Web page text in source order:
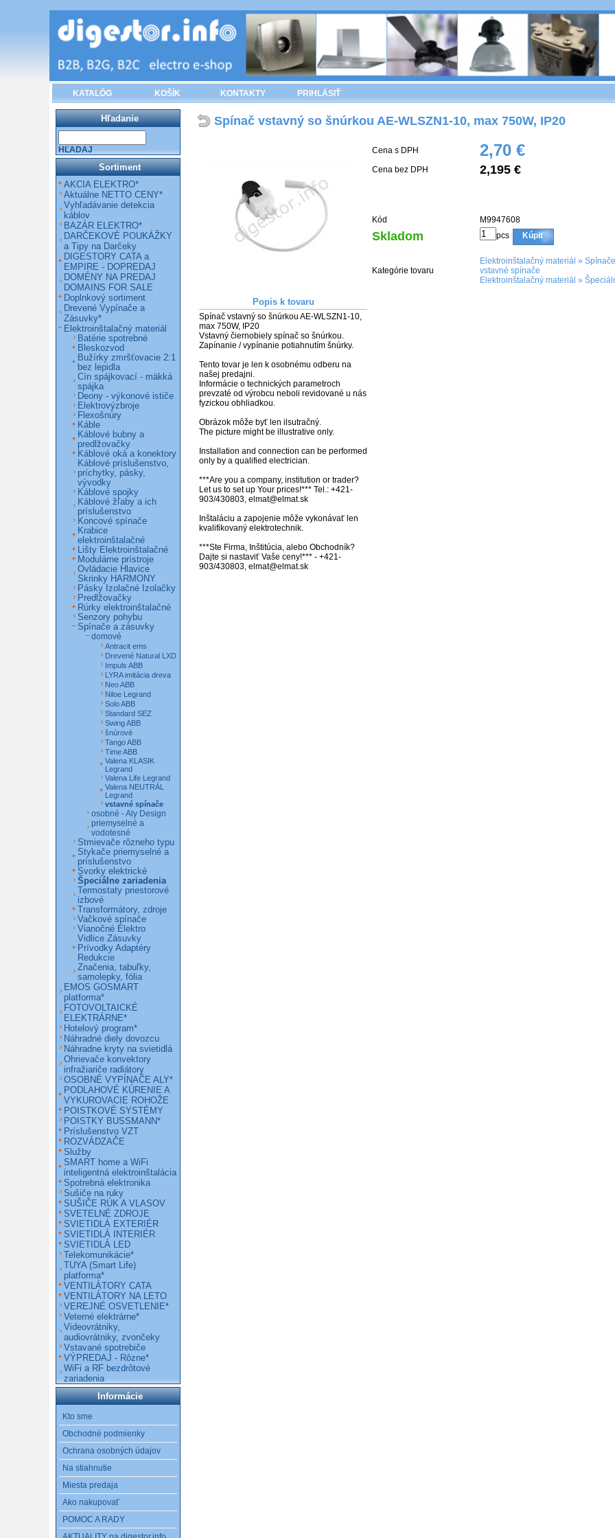
KATALÓG KOŠÍK KONTAKTY PRIHLÁSIŤ
Spínač vstavný so šnúrkou AE-WLSZN1-10, max 750W, IP20
Cena s DPH 2,70 €
Cena bez DPH 2,195 €
Kód M9947608
Skladom pcs Kúpiť
Kategórie tovaru
Elektroinštalačný materiál »
vstavné spínače
Elektroinštalačný materiál »
Popis k tovaru
Spínač vstavný so šnúrkou AE-WLSZN1-10,
max 750W, IP20
Vstavný čiernobiely spínač so šnúrkou.
Zapínanie / vypínanie potiahnutím šnúrky.
Tento tovar je len k osobnému odberu na
našej predajni.
Informácie o technických parametroch
prevzaté od výrobcu neboli revidované u nás
fyzickou obhliadkou.
Obrázok môže byť len ilsutračný.
The picture might be illustrative only.
Installation and connection can be performed
only by a qualified electrician.
***Are you a company, institution or trader?
Let us to set up Your prices!*** Tel.: +421-
903/430803, elmat@elmat.sk
Inštaláciu a zapojenie môže vykonávať len
kvalifikovaný elektrotechnik.
***Ste Firma, Inštitúcia, alebo Obchodník?
Dajte si nastaviť Vaše ceny!*** - +421-
903/430803, elmat@elmat.sk
Hľadanie
HĽADAJ
Sortiment
AKCIA ELEKTRO*
Aktuálne NETTO CENY*
Vyhľadávanie detekcia
káblov
BAZÁR ELEKTRO*
DARČEKOVÉ POUKÁŽKY
a Tipy na Darčeky
DIGESTORY CATA a
EMPIRE - DOPREDAJ
DOMÉNY NA PREDAJ
DOMAINS FOR SALE
Doplnkový sortiment
Drevené Vypínače a
Zásuvky*
Elektroinštalačný materiál
Batérie spotrebné
Bleskozvod
Bužírky zmršťovacie 2:1
bez lepidla
Cín spájkovací - mäkká
spájka
Deony - výkonové ističe
Elektrovýzbroje
Flexošnúry
Káble
Káblové bubny a
predlžovačky
Káblové oká a konektory
Káblové príslušenstvo,
príchytky, pásky,
vývodky
Káblové spojky
Káblové žľaby a ich
príslušenstvo
Koncové spínače
Krabice
elektroinštalačné
Lišty Elektroinštalačné
Modulárne prístroje
Ovládacie Hlavice
Skrinky HARMONY
Pásky Izolačné Izolačky
Predlžovačky
Rúrky elektroinštalačné
Senzory pohybu
Spínače a zásuvky
domové
Antracit ems
Drevené Natural LXD
Impuls ABB
LYRA imitácia dreva
Neo ABB
Niloe Legrand
Solo ABB
Standard SEZ
Swing ABB
šnúrové
Tango ABB
Time ABB
Valena KLASIK
Legrand
Valena Life Legrand
Valena NEUTRÁL
Legrand
vstavné spínače
osobné - Aly Design
priemyselné a
vodotesné
Stmievače rôzneho typu
Stykače priemyselné a
príslušenstvo
Svorky elektrické
Špeciálne zariadenia
Termostaty priestorové
izbové
Transformátory, zdroje
Vačkové spínače
Vianočné Elektro
Vidlice Zásuvky
Prívodky Adaptéry
Redukcie
Značenia, tabuľky,
samolepky, fólia
EMOS GOSMART
platforma*
FOTOVOLTAICKÉ
ELEKTRÁRNE*
Hotelový program*
Náhradné diely dovozcu
Náhradne kryty na svietidlá
Ohrievače konvektory
infražiariče radiátory
OSOBNÉ VYPÍNAČE ALY*
PODLAHOVÉ KÚRENIE A
VYKUROVACIE ROHOŽE
POISTKOVÉ SYSTÉMY
POISTKY BUSSMANN*
Príslušenstvo VZT
ROZVÁDZAČE
Služby
SMART home a WiFi
inteligentná elektroinštalácia
Spotrebná elektronika
Sušiče na ruky
SUŠIČE RÚK A VLASOV
SVETELNÉ ZDROJE
SVIETIDLÁ EXTERIÉR
SVIETIDLÁ INTERIÉR
SVIETIDLÁ LED
Telekomunikácie*
TUYA (Smart Life)
platforma*
VENTILÁTORY CATA
VENTILÁTORY NA LETO
VEREJNÉ OSVETLENIE*
Veterné elektrárne*
Videovrátniky,
audiovrátniky, zvončeky
Vstavané spotrebiče
VÝPREDAJ - Rôzne*
WiFi a RF bezdrôtové
zariadenia
Informácie
Kto sme
Obchodné podmienky
Ochrana osobných údajov
Na stiahnutie
Miesta predaja
Ako nakupovať
POMOC A RADY